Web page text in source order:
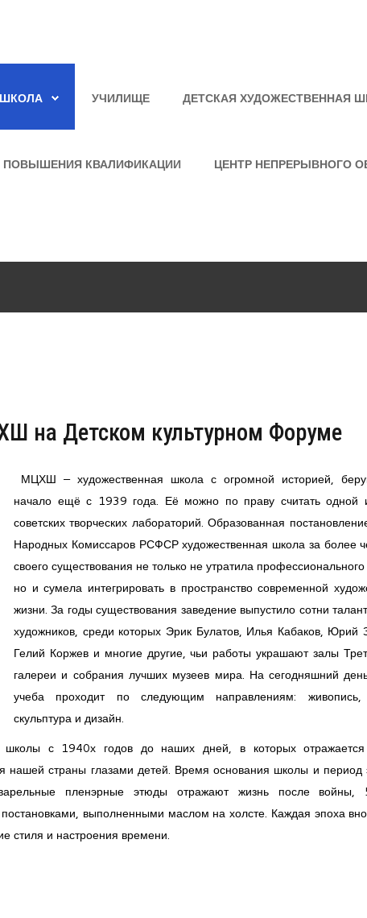
ШКОЛА УЧИЛИЩЕ ДЕТСКАЯ ХУДОЖЕСТВЕННАЯ
ПОВЫШЕНИЯ КВАЛИФИКАЦИИ ЦЕНТР НЕПРЕРЫВНОГО
на Детском культурном Форуме
МЦХШ – художественная школа с огромной историей,
начало ещё с 1939 года. Её можно по праву считать одной
советских творческих лабораторий. Образованная
Народных Комиссаров РСФСР художественная школа за более
своего существования не только не утратила
но и сумела интегрировать в пространство современной
жизни. За годы существования заведение выпустило сотни
художников, среди которых Эрик Булатов, Илья Кабаков, Юрий
Гелий Коржев и многие другие, чьи работы украшают залы
галереи и собрания лучших музеев мира. На сегодняшний
учеба проходит по следующим направлениям: живопись,
скульптура и дизайн.
с 1940х годов до наших дней, в которых отражается
нашей страны глазами детей. Время основания школы и период
пленэрные этюды отражают жизнь после войны,
выполненными маслом на холсте. Каждая эпоха
стиля и настроения времени.